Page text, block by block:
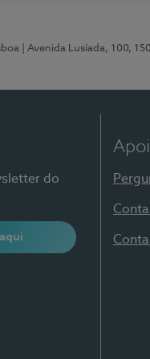
| Avenida Lusíada, 100,
do